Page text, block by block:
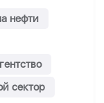
нефти
сектор